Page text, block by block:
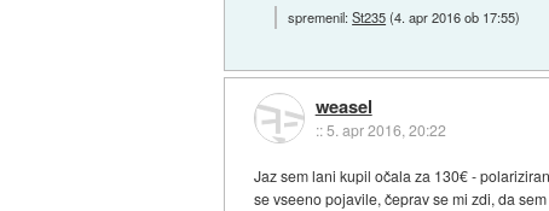
spremenil:St235(4. apr 2016 ob 17:55)
weasel
::5. apr 2016, 20:22
Jaz sem lani kupil očala za 130€ -
se vseeno pojavile, čeprav se mi zdi, da